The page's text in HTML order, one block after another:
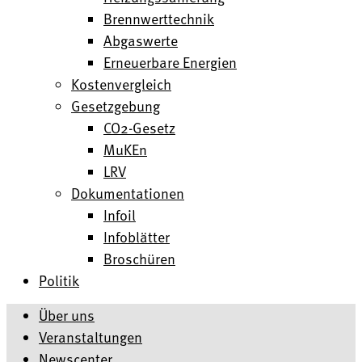
Brennwerttechnik
Abgaswerte
Erneuerbare Energien
Kostenvergleich
Gesetzgebung
CO2-Gesetz
MuKEn
LRV
Dokumentationen
Infoil
Infoblätter
Broschüren
Politik
Über uns
Veranstaltungen